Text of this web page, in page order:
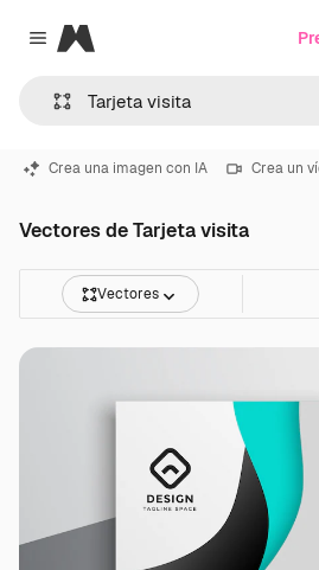
Close menu
Magnific
Crea una imagen con IA Crea un
Vectores de Tarjeta visita
Vectores